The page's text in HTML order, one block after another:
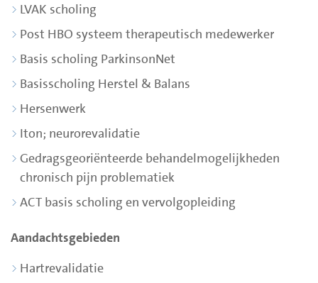
LVAK scholing
Post HBO systeem therapeutisch medewerker
Basis scholing ParkinsonNet
Basisscholing Herstel & Balans
Hersenwerk
Iton; neurorevalidatie
Gedragsgeoriënteerde behandelmogelijkheden
chronisch pijn problematiek
ACT basis scholing en vervolgopleiding
Aandachtsgebieden
Hartrevalidatie